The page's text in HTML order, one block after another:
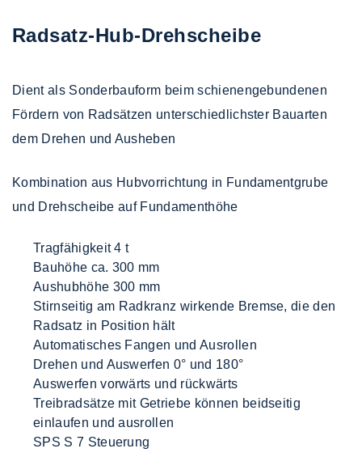
Radsatz-Hub-Drehscheibe
Dient als Sonderbauform beim schienengebundenen
Fördern von Radsätzen unterschiedlichster Bauarten
dem Drehen und Ausheben
Kombination aus Hubvorrichtung in Fundamentgrube
und Drehscheibe auf Fundamenthöhe
Tragfähigkeit 4 t
Bauhöhe ca. 300 mm
Aushubhöhe 300 mm
Stirnseitig am Radkranz wirkende Bremse, die den
Radsatz in Position hält
Automatisches Fangen und Ausrollen
Drehen und Auswerfen 0° und 180°
Auswerfen vorwärts und rückwärts
Treibradsätze mit Getriebe können beidseitig
einlaufen und ausrollen
SPS S 7 Steuerung